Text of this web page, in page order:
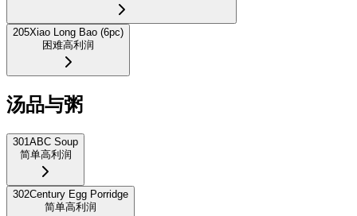
205Xiao Long Bao (6pc)
困难高利润
汤品与粥
301ABC Soup
简单高利润
302Century Egg Porridge
简单高利润